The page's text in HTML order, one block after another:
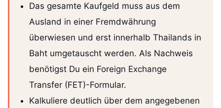
Das gesamte Kaufgeld muss aus dem
Ausland in einer Fremdwährung
überwiesen und erst innerhalb Thailands in
Baht umgetauscht werden. Als Nachweis
benötigst Du ein Foreign Exchange
Transfer (FET)-Formular.
Kalkuliere deutlich über dem angegebenen